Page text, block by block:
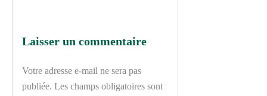
Laisser un commentaire
Votre adresse e-mail ne sera pas
publiée. Les champs obligatoires sont